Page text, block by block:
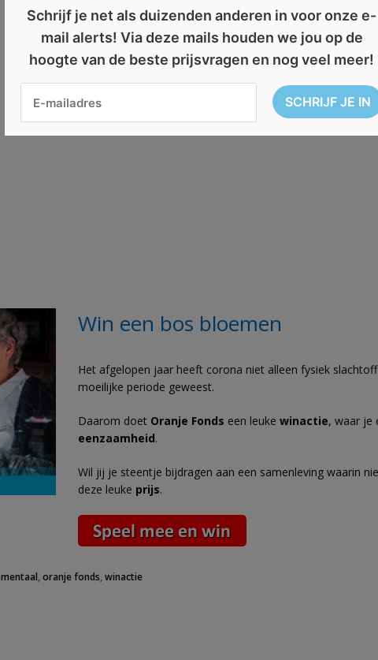
Win een bos bloemen
Het afgelopen jaar heeft corona niet alleen fysiek
moeilijke periode geweest.
Daarom doet Oranje Fonds een leuke winactie, waar je
eenzaamheid.
Wil jij je steentje bijdragen aan een samenleving waarin
deze leuke prijs.
,mentaal ,oranje fonds ,winactie
Schrijf je net als duizenden anderen in voor onze e-
mail alerts! Via deze mails houden we jou op de
hoogte van de beste prijsvragen en nog veel meer!